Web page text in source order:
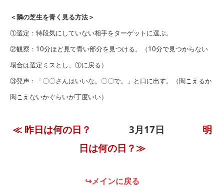
＜隣の芝生を青く見る方法＞
①選定：特段気にしていない相手をターゲットに選ぶ。
②観察：10分ほど見て青い部分を見つける。（10分で見つからない
場合は選定ミスとし、①に戻る）
③発声：「〇〇さんはいいな。〇〇で。」と口に出す。（聞こえるか
聞こえないかぐらいが丁度いい）
≪ 昨日は何の日？ 3月17日 明
日は何の日？≫
↪メインに戻る